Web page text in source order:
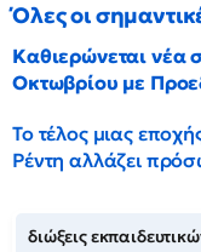
Όλες οι
Καθιερώνεται νέα
Οκτωβρίου με
Το τέλος μιας
Ρέντη αλλάζει
διώξεις